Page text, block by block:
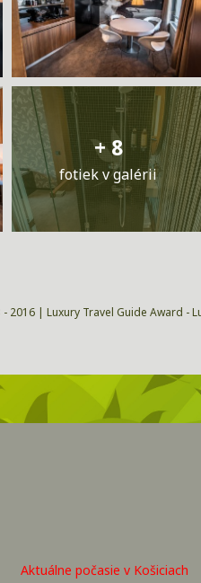
+ 8
fotiek v galérii
| Luxury Travel Guide Award -
Aktuálne počasie v Košiciach